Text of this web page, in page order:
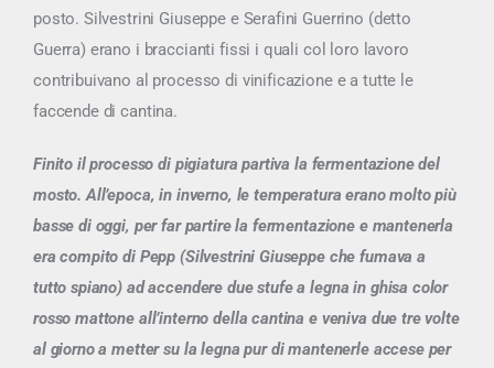
posto. Silvestrini Giuseppe e Serafini Guerrino (detto
Guerra) erano i braccianti fissi i quali col loro lavoro
contribuivano al processo di vinificazione e a tutte le
faccende di cantina.
Finito il processo di pigiatura partiva la fermentazione del
mosto. All’epoca, in inverno, le temperatura erano molto più
basse di oggi, per far partire la fermentazione e mantenerla
era compito di Pepp (Silvestrini Giuseppe che fumava a
tutto spiano) ad accendere due stufe a legna in ghisa color
rosso mattone all’interno della cantina e veniva due tre volte
al giorno a metter su la legna pur di mantenerle accese per